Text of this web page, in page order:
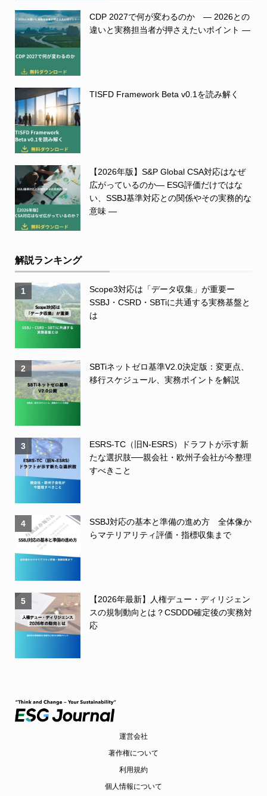
CDP 2027で何が変わるのか ― 2026との
違いと実務担当者が押さえたいポイント ―
TISFD Framework Beta v0.1を読み解く
【2026年版】S&P Global CSA対応はなぜ
広がっているのか― ESG評価だけではな
い、SSBJ基準対応との関係やその実務的な
意味 ―
解説ランキング
1
Scope3対応は「データ収集」が重要ー
SSBJ・CSRD・SBTiに共通する実務基盤と
は
2
SBTiネットゼロ基準V2.0決定版：変更点、
移行スケジュール、実務ポイントを解説
3
ESRS-TC（旧N-ESRS）ドラフトが示す新
たな選択肢──親会社・欧州子会社が今整理
すべきこと
4
SSBJ対応の基本と準備の進め方 全体像か
らマテリアリティ評価・指標収集まで
5
【2026年最新】人権デュー・ディリジェン
スの規制動向とは？CSDDD確定後の実務対
応
運営会社
著作権について
利用規約
個人情報について